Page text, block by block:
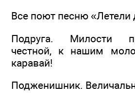
Все поют песню «Летели
Подруга. Милости
честной, к нашим
каравай!
Подженишник.